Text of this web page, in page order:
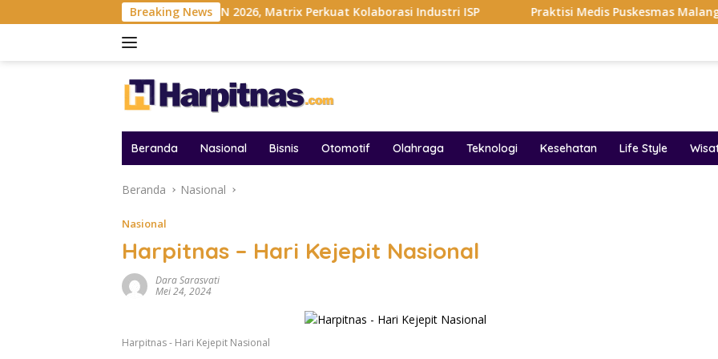
ke
Breaking News
Gelar MAIN 2026, Matrix Perkuat Kolaborasi Industri ISP Praktisi Medis Puskesmas Malang Ikut Ejek
Beranda Nasional Bisnis Otomotif Olahraga Teknologi Kesehatan Life Style
Beranda Nasional
Nasional
Harpitnas – Hari Kejepit Nasional
Dara Sarasvati
Mei 24, 2024
Harpitnas - Hari Kejepit Nasional